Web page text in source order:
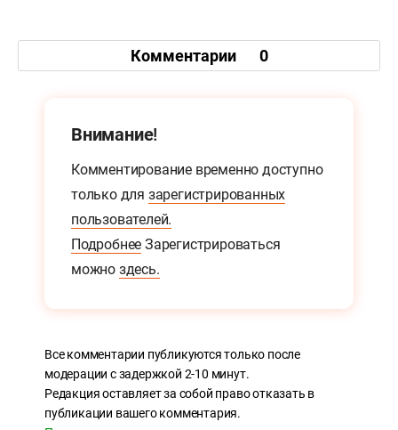
Комментарии 0
Внимание!
Комментирование временно доступно
только для зарегистрированных
пользователей.
Подробнее Зарегистрироваться
можно здесь.
Все комментарии публикуются только после
модерации с задержкой 2-10 минут.
Редакция оставляет за собой право отказать в
публикации вашего комментария.